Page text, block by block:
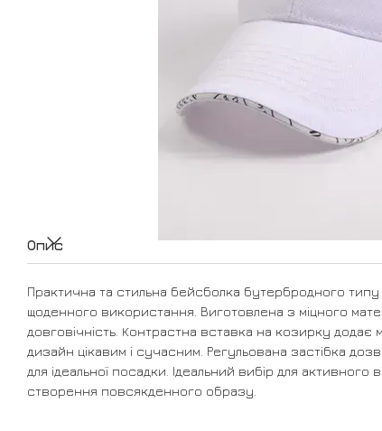
Опис
Практична та стильна бейсболка бутербродного
щоденного використання. Виготовлена з міцного
довговічність. Контрастна вставка на козирку додає
дизайн цікавим і сучасним. Регульована застібка
для ідеальної посадки. Ідеальний вибір для
створення повсякденного образу.